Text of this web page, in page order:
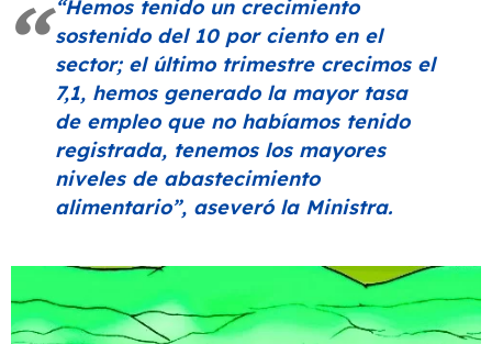
“Hemos tenido un crecimiento
sostenido del 10 por ciento en el
sector; el último trimestre crecimos el
7,1, hemos generado la mayor tasa
de empleo que no habíamos tenido
registrada, tenemos los mayores
niveles de abastecimiento
alimentario”, aseveró la Ministra.